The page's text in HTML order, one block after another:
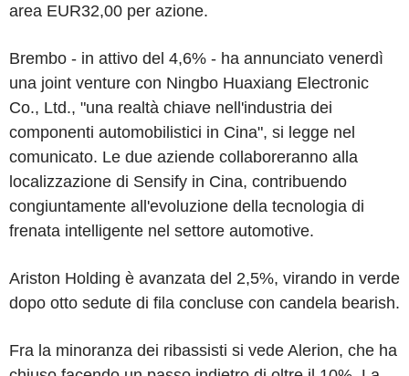
area EUR32,00 per azione.
Brembo - in attivo del 4,6% - ha annunciato venerdì
una joint venture con Ningbo Huaxiang Electronic
Co., Ltd., "una realtà chiave nell'industria dei
componenti automobilistici in Cina", si legge nel
comunicato. Le due aziende collaboreranno alla
localizzazione di Sensify in Cina, contribuendo
congiuntamente all'evoluzione della tecnologia di
frenata intelligente nel settore automotive.
Ariston Holding è avanzata del 2,5%, virando in verde
dopo otto sedute di fila concluse con candela bearish.
Fra la minoranza dei ribassisti si vede Alerion, che ha